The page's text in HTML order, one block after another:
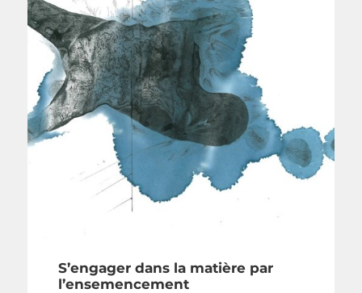
S’engager dans la matière par
l’ensemencement